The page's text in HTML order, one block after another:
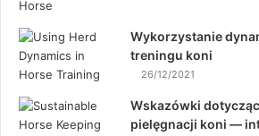
Wykorzystanie
treningu koni
26/12/2021
Wskazówki
pielęgnacji koni —